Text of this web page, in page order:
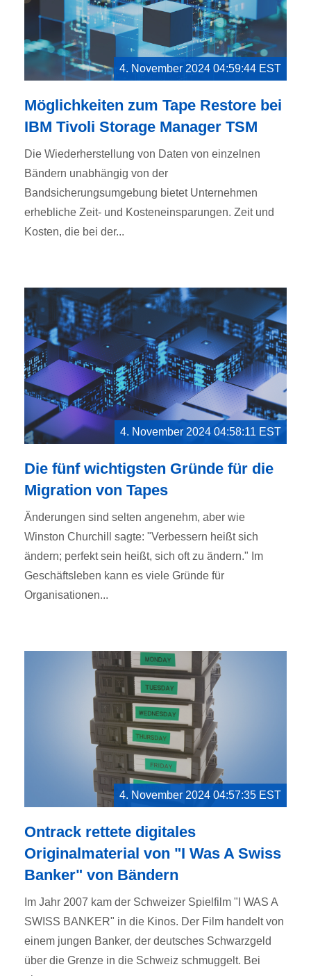
4. November 2024 04:59:44 EST
Möglichkeiten zum Tape Restore bei
IBM Tivoli Storage Manager TSM
Die Wiederherstellung von Daten von einzelnen
Bändern unabhängig von der
Bandsicherungsumgebung bietet Unternehmen
erhebliche Zeit- und Kosteneinsparungen. Zeit und
Kosten, die bei der...
4. November 2024 04:58:11 EST
Die fünf wichtigsten Gründe für die
Migration von Tapes
Änderungen sind selten angenehm, aber wie
Winston Churchill sagte: "Verbessern heißt sich
ändern; perfekt sein heißt, sich oft zu ändern." Im
Geschäftsleben kann es viele Gründe für
Organisationen...
4. November 2024 04:57:35 EST
Ontrack rettete digitales
Originalmaterial von "I Was A Swiss
Banker" von Bändern
Im Jahr 2007 kam der Schweizer Spielfilm "I WAS A
SWISS BANKER" in die Kinos. Der Film handelt von
einem jungen Banker, der deutsches Schwarzgeld
über die Grenze in die Schweiz schmuggelt. Bei